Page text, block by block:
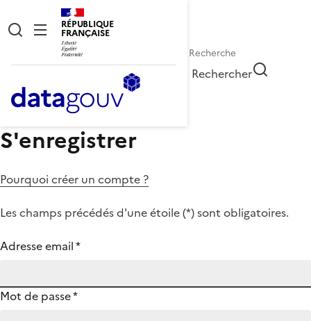
RÉPUBLIQUE
FRANÇAISE
Rechercher
S'enregistrer
Pourquoi créer un compte ?
Les champs précédés d'une étoile (*) sont obligatoires.
Adresse email*
Mot de passe*